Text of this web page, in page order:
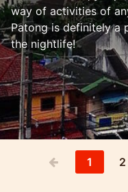
way of activities of
Patong is definitely a
the nightlife!
1 2